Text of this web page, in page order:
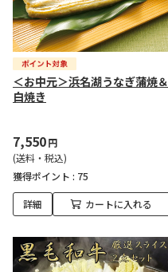
＜お中元＞浜名湖うなぎ蒲焼＆
白焼き
7,550円
(送料・税込)
獲得ポイント : 75
詳細 カートに入れる